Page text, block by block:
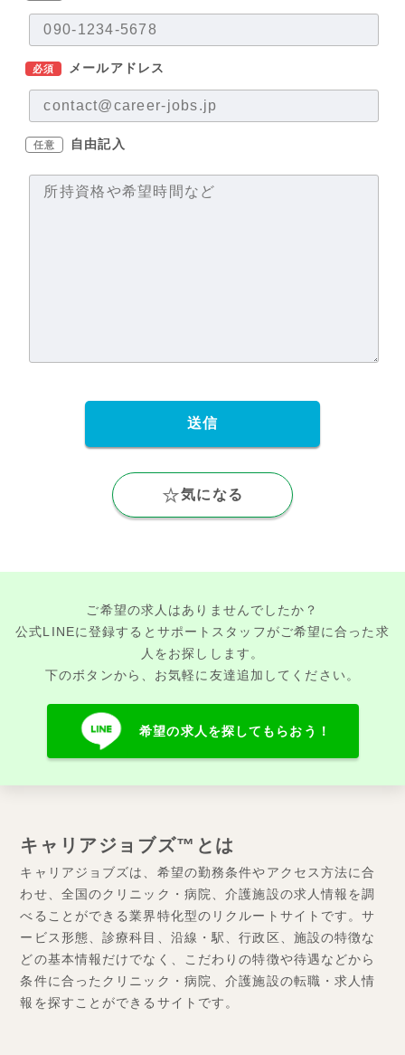
必須 メールアドレス
任意 自由記入
気になる
ご希望の求人はありませんでしたか？
公式LINEに登録するとサポートスタッフがご希望に合った求
人をお探しします。
下のボタンから、お気軽に友達追加してください。
希望の求人を探してもらおう！
キャリアジョブズ™とは
キャリアジョブズは、希望の勤務条件やアクセス方法に合
わせ、全国のクリニック・病院、介護施設の求人情報を調
べることができる業界特化型のリクルートサイトです。サ
ービス形態、診療科目、沿線・駅、行政区、施設の特徴な
どの基本情報だけでなく、こだわりの特徴や待遇などから
条件に合ったクリニック・病院、介護施設の転職・求人情
報を探すことができるサイトです。